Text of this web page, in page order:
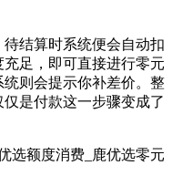
结算时系统便会自动扣
足，即可直接进行零元
则会提示你补差价。整
是付款这一步骤变成了